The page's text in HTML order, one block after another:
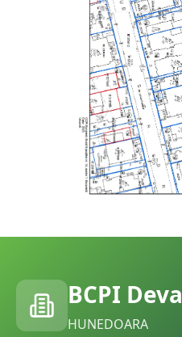
BCPI Deva
HUNEDOARA